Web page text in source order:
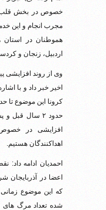
خصوص در بخش قلب
مجرب انجام و این
هموطنان در استان
اردبیل، زنجان و
اخیر خبر داد و با
کرونا این موضوع تا
حدود ۲ سال
افزایشی در
اهداکنندگان هستیم.
احمدیان ادامه داد:
اعضا در آذربایجان
که این موضوع